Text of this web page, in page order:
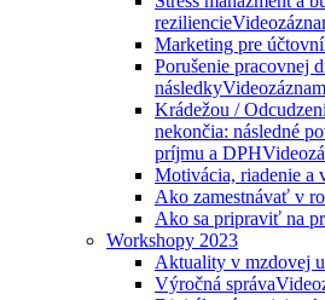
reziliencie
Marketing pre
Porušenie pracovnej
následkyVideozáznam
Krádežou /
nekončia: následné
príjmu a DPH
Motivácia, riadenie a
Ako zamestnávať v
Ako sa pripraviť na
Workshopy 2023
Aktuality v mzdovej
Výročná správa